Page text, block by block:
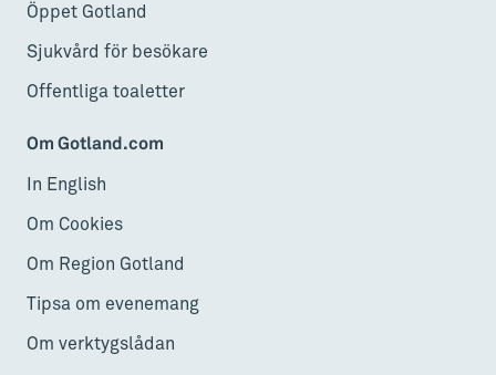
Öppet Gotland
Sjukvård för besökare
Offentliga toaletter
Om Gotland.com
In English
Om Cookies
Om Region Gotland
Tipsa om evenemang
Om verktygslådan